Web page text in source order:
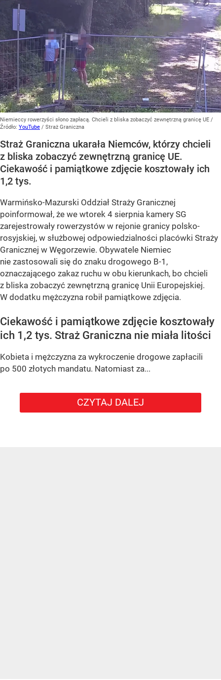
Niemieccy rowerzyści słono zapłacą. Chcieli z bliska zobaczyć zewnętrzną granicę UE /
Źródło: YouTube / Straż Graniczna
Straż Graniczna ukarała Niemców, którzy chcieli
z bliska zobaczyć zewnętrzną granicę UE.
Ciekawość i pamiątkowe zdjęcie kosztowały ich
1,2 tys.
Warmińsko-Mazurski Oddział Straży Granicznej
poinformował, że we wtorek 4 sierpnia kamery SG
zarejestrowały rowerzystów w rejonie granicy polsko-
rosyjskiej, w służbowej odpowiedzialności placówki Straży
Granicznej w Węgorzewie. Obywatele Niemiec
nie zastosowali się do znaku drogowego B-1,
oznaczającego zakaz ruchu w obu kierunkach, bo chcieli
z bliska zobaczyć zewnętrzną granicę Unii Europejskiej.
W dodatku mężczyzna robił pamiątkowe zdjęcia.
Ciekawość i pamiątkowe zdjęcie kosztowały
ich 1,2 tys. Straż Graniczna nie miała litości
Kobieta i mężczyzna za wykroczenie drogowe zapłacili
po 500 złotych mandatu. Natomiast za...
CZYTAJ DALEJ